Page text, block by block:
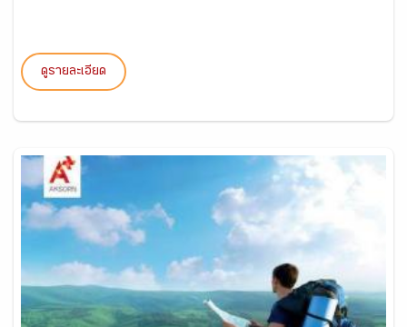
ดูรายละเอียด